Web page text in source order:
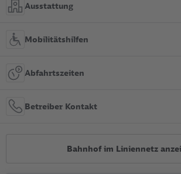
Ausstattung
Mobilitätshilfen
Abfahrtszeiten
Betreiber Kontakt
Bahnhof im Liniennetz